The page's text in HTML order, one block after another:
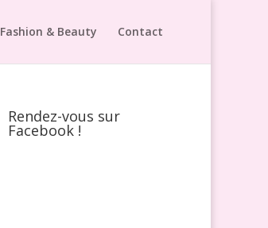
Fashion & Beauty Contact
Rendez-vous sur
Facebook !